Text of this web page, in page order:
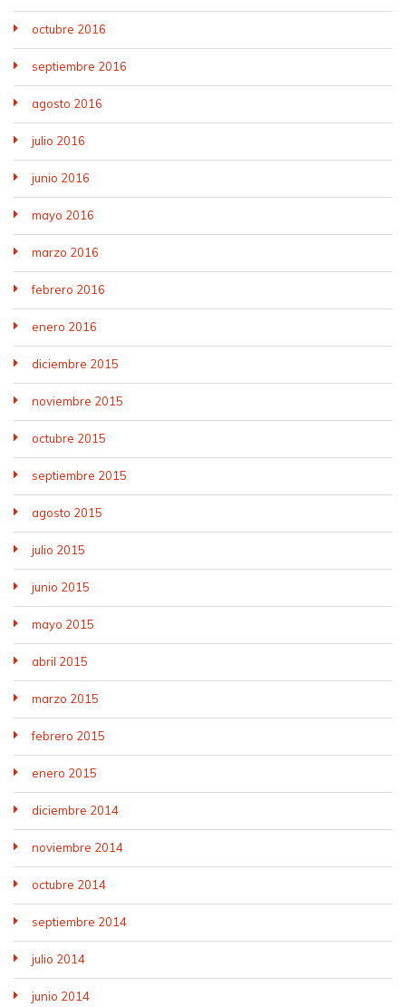
octubre 2016
septiembre 2016
agosto 2016
julio 2016
junio 2016
mayo 2016
marzo 2016
febrero 2016
enero 2016
diciembre 2015
noviembre 2015
octubre 2015
septiembre 2015
agosto 2015
julio 2015
junio 2015
mayo 2015
abril 2015
marzo 2015
febrero 2015
enero 2015
diciembre 2014
noviembre 2014
octubre 2014
septiembre 2014
julio 2014
junio 2014